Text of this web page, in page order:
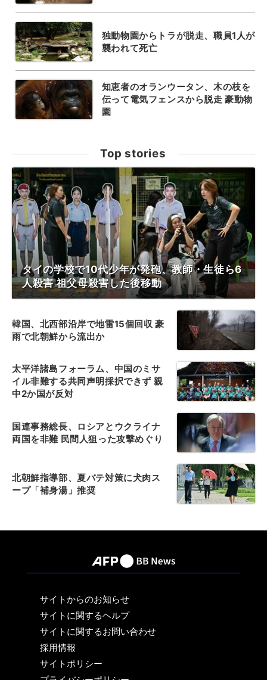
独動物園からトラが脱走、職員1人が
襲われて死亡
知恵者のオランウータン、木の枝を
伝って電気フェンスから脱走 豪動物
園
Top stories
タイの学校で10代少年が発砲、教師・生徒ら6
人殺害 祖父母殺害した後移動
韓国、北西部沿岸で地雷15個回収 豪
雨で北朝鮮から流出か
太平洋諸島フォーラム、中国のミサ
イル非難する共同声明採択できず 親
中2か国が反対
国連事務総長、ロシアとウクライナ
両国を非難 民間人狙った攻撃めぐり
北朝鮮指導部、夏バテ対策に犬肉ス
ープ「補身湯」推奨
サイトからのお知らせ
サイトに関するヘルプ
サイトに関するお問い合わせ
採用情報
サイトポリシー